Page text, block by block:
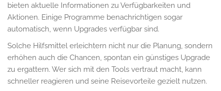
bieten aktuelle Informationen zu Verfügbarkeiten und
Aktionen. Einige Programme benachrichtigen sogar
automatisch, wenn Upgrades verfügbar sind.
Solche Hilfsmittel erleichtern nicht nur die Planung, sondern
erhöhen auch die Chancen, spontan ein günstiges Upgrade
zu ergattern. Wer sich mit den Tools vertraut macht, kann
schneller reagieren und seine Reisevorteile gezielt nutzen.